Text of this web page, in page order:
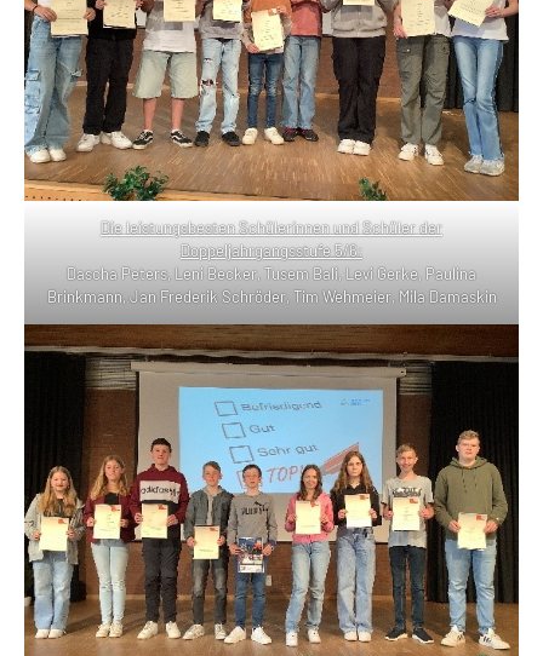
Die leistungsbesten Schülerinnen und Schüler der
Doppeljahrgangsstufe 5/6:
Dascha Peters, Leni Becker, Tusem Bali, Levi Gerke, Paulina
Brinkmann, Jan Frederik Schröder, Tim Wehmeier, Mila Damaskin